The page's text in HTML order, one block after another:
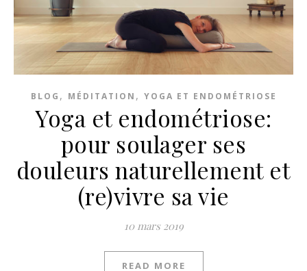
BLOG , MÉDITATION , YOGA ET ENDOMÉTRIOSE
Yoga et endométriose:
pour soulager ses
douleurs naturellement et
(re)vivre sa vie
10 mars 2019
READ MORE